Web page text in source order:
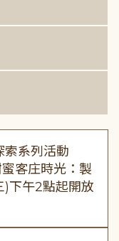
索系列活動
客庄時光：製
)下午2點起開放